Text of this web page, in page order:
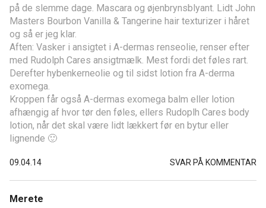
på de slemme dage. Mascara og øjenbrynsblyant. Lidt John
Masters Bourbon Vanilla & Tangerine hair texturizer i håret
og så er jeg klar.
Aften: Vasker i ansigtet i A-dermas renseolie, renser efter
med Rudolph Cares ansigtmælk. Mest fordi det føles rart.
Derefter hybenkerneolie og til sidst lotion fra A-derma
exomega.
Kroppen får også A-dermas exomega balm eller lotion
afhængig af hvor tør den føles, ellers Rudoplh Cares body
lotion, når det skal være lidt lækkert før en bytur eller
lignende 🙂
09.04.14 SVAR PÅ KOMMENTAR
Merete